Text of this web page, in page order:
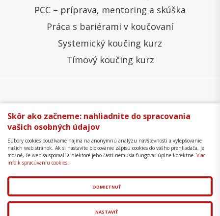
PCC – príprava, mentoring a skúška
Práca s bariérami v koučovaní
Systemický koučing kurz
Tímový koučing kurz
Všeobecné obchodné podmienky
Správa cookies
Ochrana osobných údajov
Formulár na odstúpenie
Mapa stránky
Copyright © 2018 - 2026 Business Coaching College,
s.r.o.
aredakčný systém
spol. s r.o.
Skôr ako začneme: nahliadnite do spracovania
vašich osobných údajov
Súbory cookies používame najmä na anonymnú analýzu návštevnosti a vylepšovanie
našich web stránok. Ak si nastavíte blokovanie zápisu cookies do vášho prehliadača, je
možné, že web sa spomalí a niektoré jeho časti nemusia fungovať úplne korektne. Viac
info k spracúvaniu cookies.
ODMIETNUŤ
NASTAVIŤ